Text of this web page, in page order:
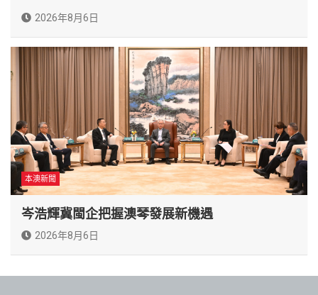
2026年8月6日
本澳新聞
岑浩輝冀閩企把握澳琴發展新機遇
2026年8月6日